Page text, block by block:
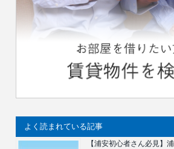
よく読まれている記事
【浦安初心者さん必見】